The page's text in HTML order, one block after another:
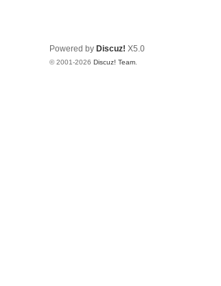
Powered by Discuz! X5.0
© 2001-2026 Discuz! Team